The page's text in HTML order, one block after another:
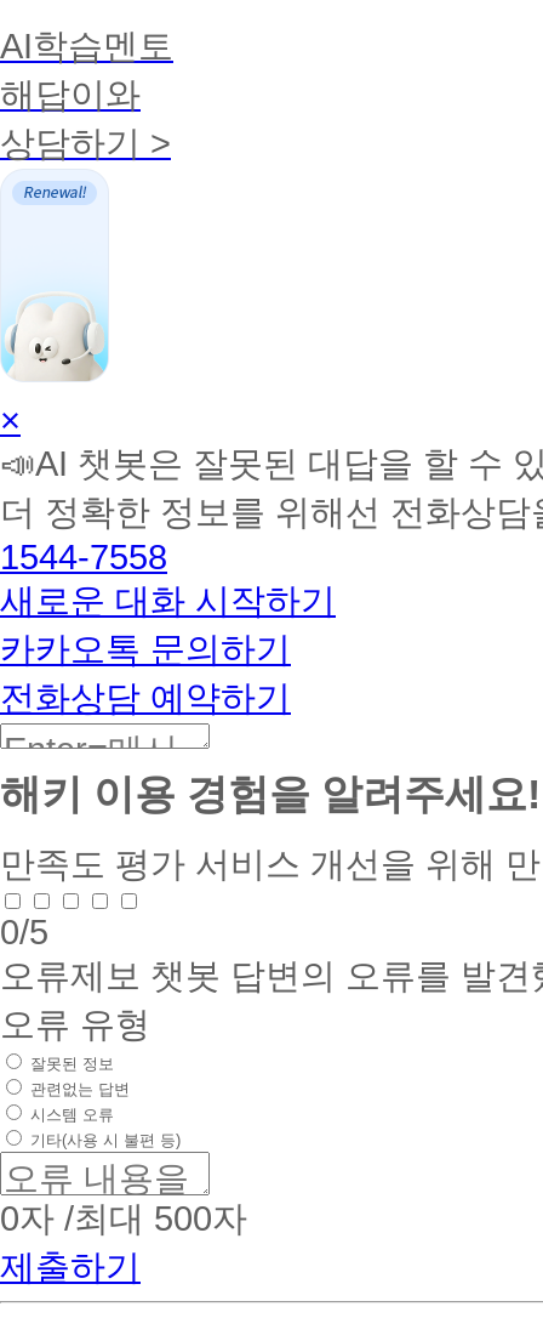
AI학습멘토
해답이와
상담하기 >
AI
학
습
토
커
BETA
×
📣AI 챗봇은 잘못된 대답을 할 수
더 정확한 정보를 위해선 전화상
1544-7558
새로운 대화 시작하기
카카오톡 문의하기
전화상담 예약하기
해키 이용 경험을 알려주세요!
만족도 평가 서비스 개선을 위해
0/5
오류제보 챗봇 답변의 오류를 발
오류 유형
잘못된 정보
관련없는 답변
시스템 오류
기타(사용 시 불편 등)
0자 /최대 500자
제출하기